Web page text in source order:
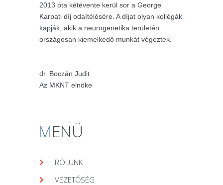
2013 óta kétévente kerül sor a George
Karpati díj odaítélésére. A díjat olyan kollégák
kapják, akik a neurogenetika területén
országosan kiemelkedő munkát végeztek.
dr. Boczán Judit
Az MKNT elnöke
MENÜ
RÓLUNK
VEZETŐSÉG